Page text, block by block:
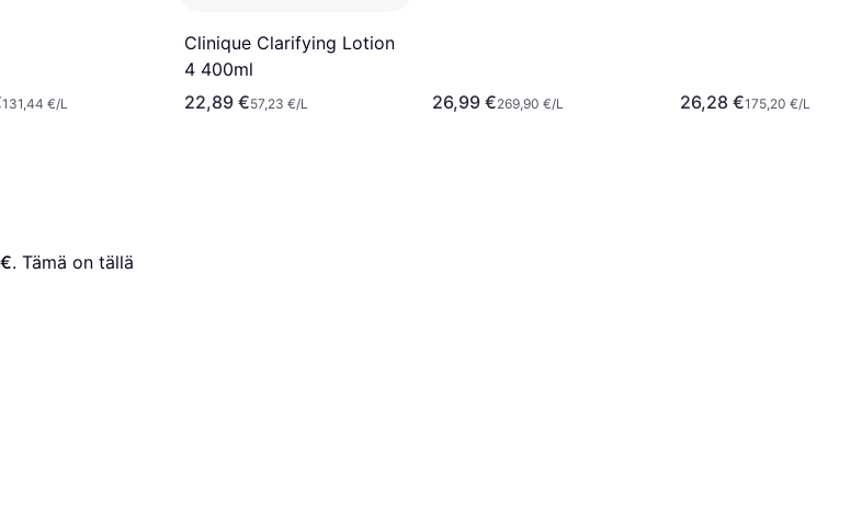
131,44 €/L
Clinique Clarifying Lotion
4 400ml
22,89 €57,23 €/L 26,99 €269,90 €/L 26,28 €175,20 €/L
. Tämä on tällä